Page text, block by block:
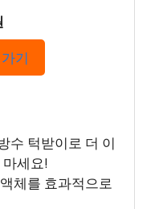
기
수 턱받이로 더 이
세요!
체를 효과적으로